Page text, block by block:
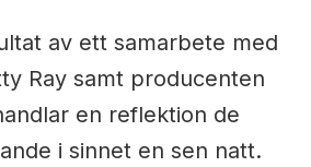
av ett samarbete med
Ray samt producenten
en reflektion de
i sinnet en sen natt.